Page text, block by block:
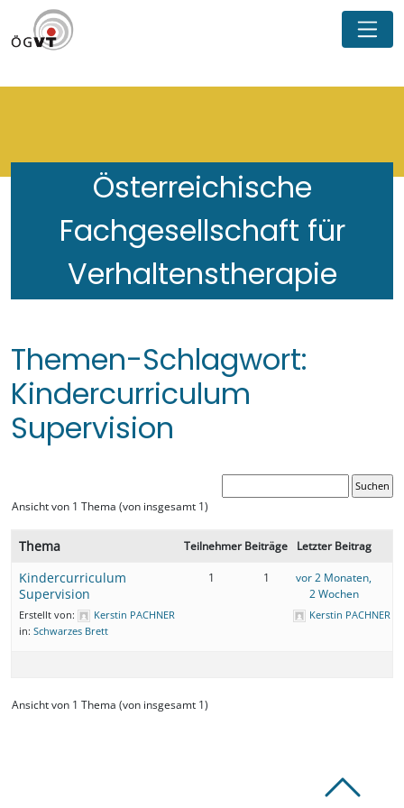
Österreichische
Fachgesellschaft für
Verhaltenstherapie
Themen-Schlagwort:
Kindercurriculum
Supervision
Ansicht von 1 Thema (von insgesamt 1)
Thema Teilnehmer Beiträge Letzter Beitrag
Kindercurriculum
Supervision
Erstellt von:
Kerstin PACHNER
in: Schwarzes Brett
1 1
vor 2 Monaten,
2 Wochen
Kerstin PACHNER
Ansicht von 1 Thema (von insgesamt 1)